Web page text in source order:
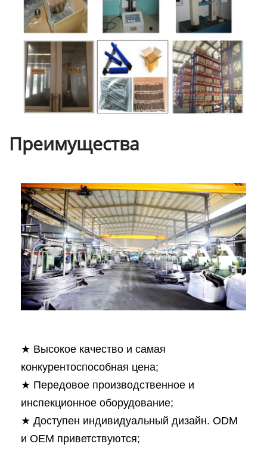
Преимущества
★ Высокое качество и самая
конкурентоспособная цена;
★ Передовое производственное и
инспекционное оборудование;
★ Доступен индивидуальный дизайн. ODM
и OEM приветствуются;